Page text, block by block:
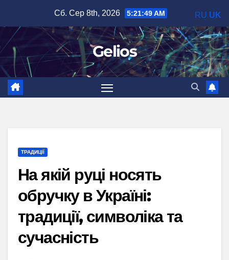
вмісту
Сб. Сер 8th, 2026 5:21:50 AM
Gelios
ТРАДИЦІЇ
На якій руці носять
обручку в Україні:
традиції, символіка та
сучасність
RU UK